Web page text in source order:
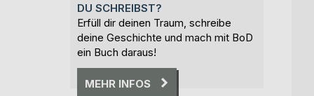
DU SCHREIBST?
Erfüll dir deinen Traum, schreibe
deine Geschichte und mach mit BoD
ein Buch daraus!
MEHR INFOS